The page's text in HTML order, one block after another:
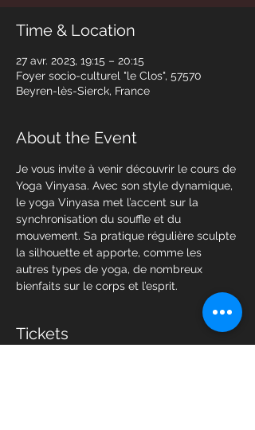
Time & Location
27 avr. 2023, 19:15 – 20:15
Foyer socio-culturel "le Clos", 57570
Beyren-lès-Sierck, France
About the Event
Je vous invite à venir découvrir le cours de
Yoga Vinyasa. Avec son style dynamique,
le yoga Vinyasa met l’accent sur la
synchronisation du souffle et du
mouvement. Sa pratique régulière sculpte
la silhouette et apporte, comme les
autres types de yoga, de nombreux
bienfaits sur le corps et l’esprit.
Tickets